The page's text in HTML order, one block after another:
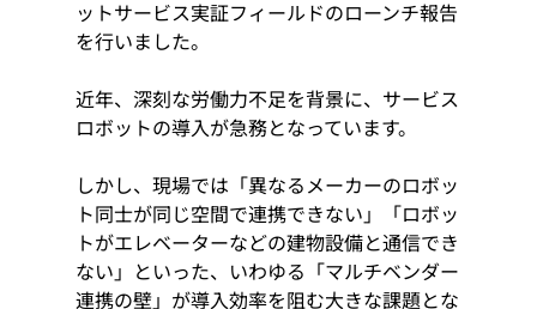
ットサービス実証フィールドのローンチ報告
を行いました。
近年、深刻な労働力不足を背景に、サービス
ロボットの導入が急務となっています。
しかし、現場では「異なるメーカーのロボッ
ト同士が同じ空間で連携できない」「ロボッ
トがエレベーターなどの建物設備と通信でき
ない」といった、いわゆる「マルチベンダー
連携の壁」が導入効率を阻む大きな課題とな